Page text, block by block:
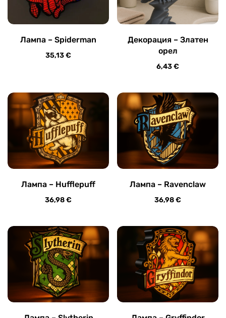
Лампа – Spiderman
35,13€
Декорация – Златен
орел
6,43€
Лампа – Hufflepuff
36,98€
Лампа – Ravenclaw
36,98€